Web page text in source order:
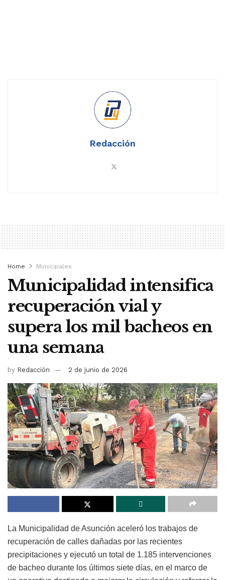
Redacción
Home Municipales
Municipalidad intensifica
recuperación vial y
supera los mil bacheos en
una semana
by Redacción 2 de junio de 2026
La Municipalidad de Asunción aceleró los trabajos de
recuperación de calles dañadas por las recientes
precipitaciones y ejecutó un total de 1.185 intervenciones
de bacheo durante los últimos siete días, en el marco de